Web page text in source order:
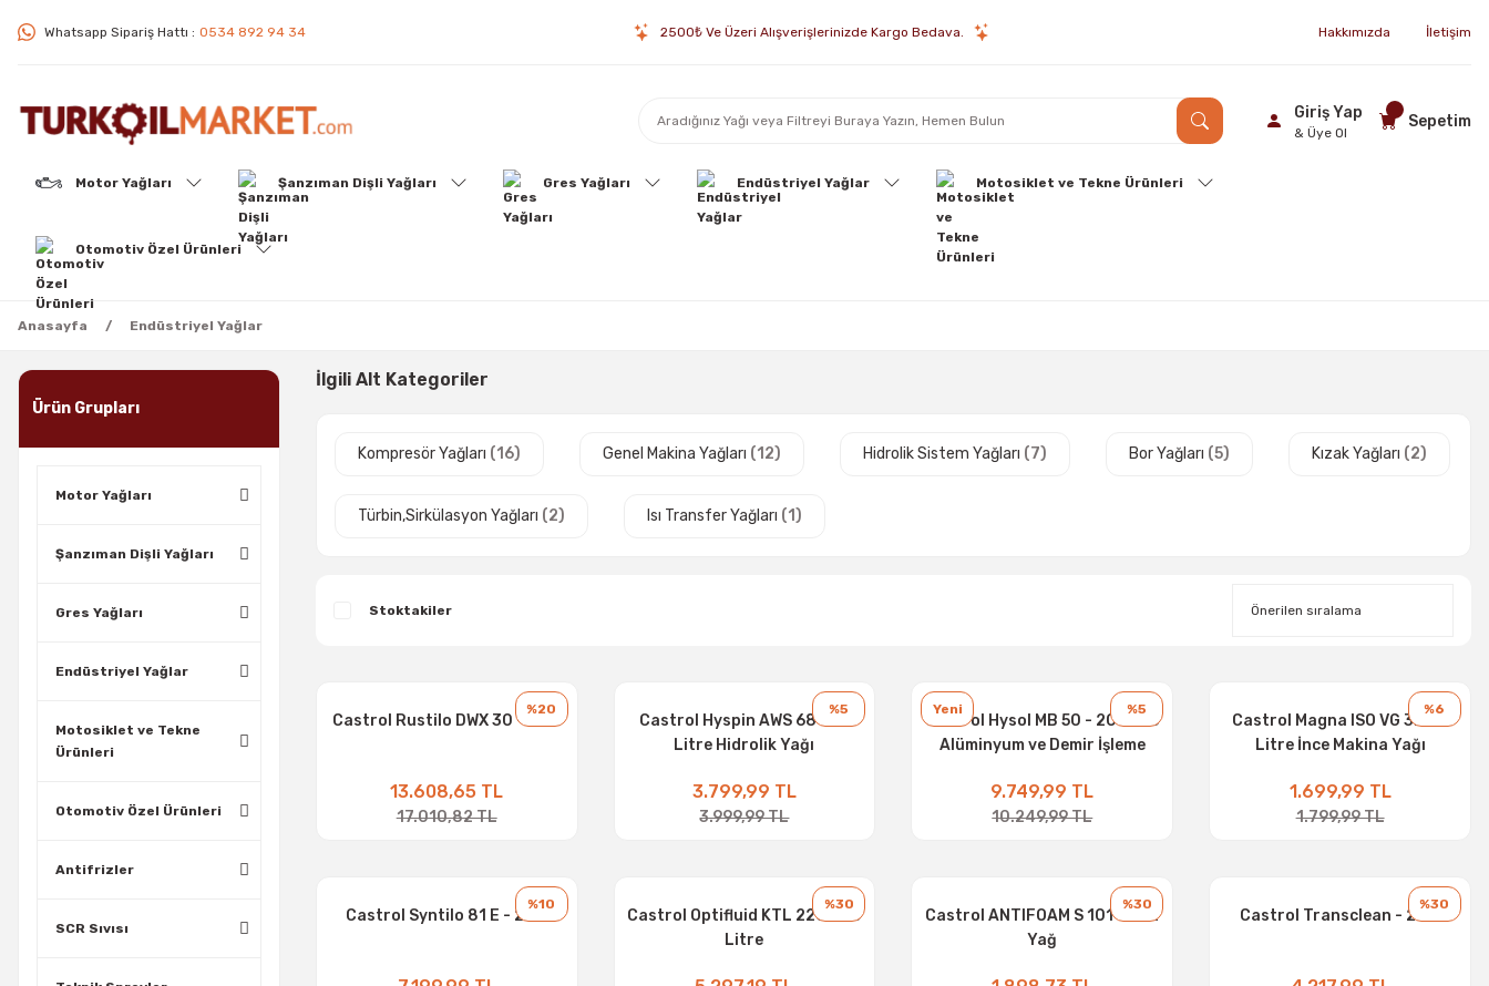
Whatsapp Sipariş Hattı : 0534 892 94 34 2500₺ Ve Üzeri Alışverişlerinizde Kargo Bedava. Hakkımızda İletişim
Giriş Yap
& Üye Ol
Sepetim
Motor Yağları Şanzıman Dişli Yağları Gres Yağları Endüstriyel Yağlar Motosiklet ve Tekne Ürünleri
Otomotiv Özel Ürünleri
Anasayfa Endüstriyel Yağlar
Ürün Grupları
Motor Yağları
Şanzıman Dişli Yağları
Gres Yağları
Endüstriyel Yağlar
Motosiklet ve Tekne
Ürünleri
Otomotiv Özel Ürünleri
Antifrizler
SCR Sıvısı
İlgili Alt Kategoriler
Kompresör Yağları (16) Genel Makina Yağları (12) Hidrolik Sistem Yağları (7) Bor Yağları (5) Kızak Yağları (2)
Türbin,Sirkülasyon Yağları (2) Isı Transfer Yağları (1)
Stoktakiler
%20
Castrol Rustilo DWX 30 - 20 L
13.608,65 TL
17.010,82 TL
%5
Castrol Hyspin AWS 68 - 18
Litre Hidrolik Yağı
3.799,99 TL
3.999,99 TL
%5
Yeni
Castrol Hysol MB 50 - 20 Litre
Alüminyum ve Demir İşleme
9.749,99 TL
10.249,99 TL
%6
Castrol Magna ISO VG 32 - 4
Litre İnce Makina Yağı
1.699,99 TL
1.799,99 TL
%10
Castrol Syntilo 81 E - 20 L
%30
Castrol Optifluid KTL 220 - 20
Litre
%30
Castrol ANTIFOAM S 101 - 20L
Yağ
%30
Castrol Transclean - 20 L